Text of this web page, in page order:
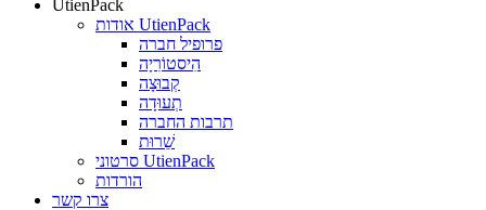
UtienPack
אודות UtienPack
פרופיל חברה
הִיסטוֹרִיָה
קְבוּצָה
תְעוּדָה
תרבות החברה
שֵׁרוּת
סרטוני UtienPack
הורדות
צרו קשר